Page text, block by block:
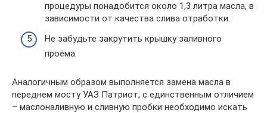
процедуры понадобится около 1,3 литра масла, в
зависимости от качества слива отработки.
Не забудьте закрутить крышку заливного
проёма.
Аналогичным образом выполняется замена масла в
переднем мосту УАЗ Патриот, с единственным отличием
– маслоналивную и сливную пробки необходимо искать